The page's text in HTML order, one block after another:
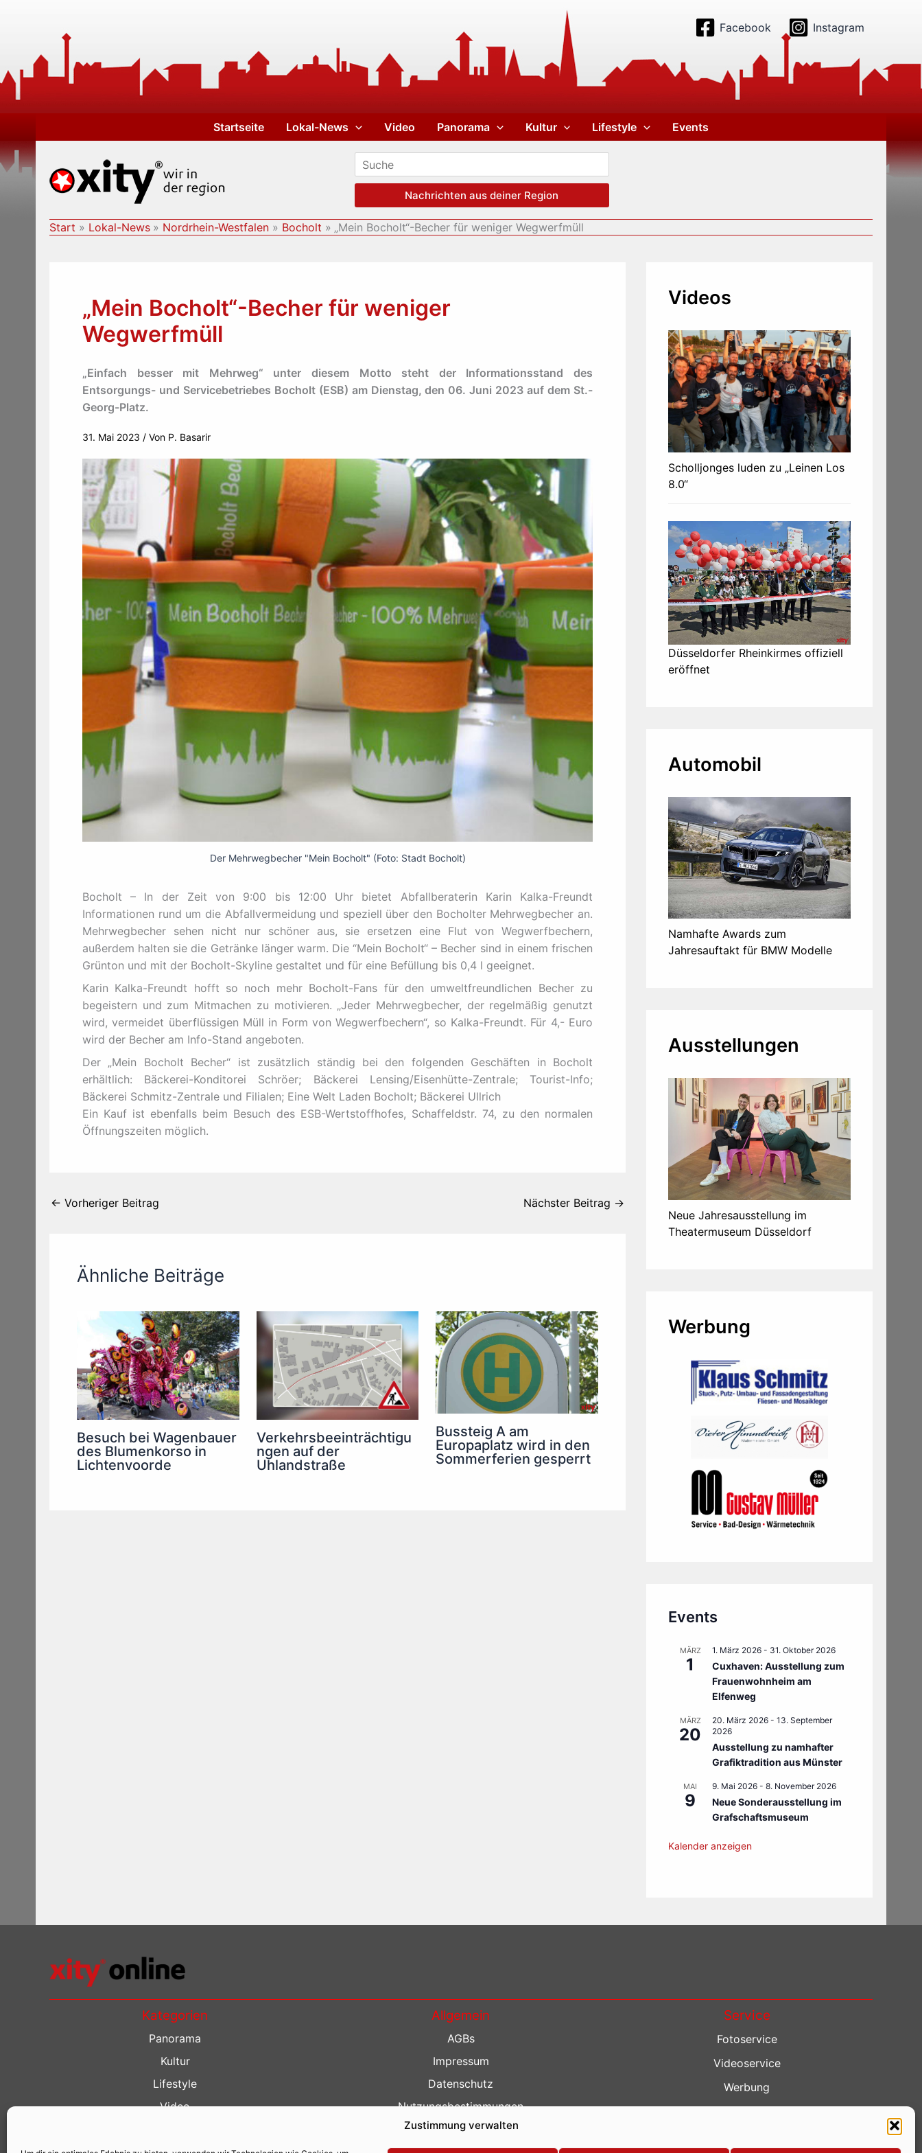
Zustimmung verwalten
Facebook Instagram
Startseite Lokal-News Video Panorama Kultur Lifestyle Events
Nachrichten aus deiner Region
Start Lokal-News Nordrhein-Westfalen Bocholt „Mein Bocholt“-Becher für weniger Wegwerfmüll
„Mein Bocholt“-Becher für weniger
Wegwerfmüll
„Einfach besser mit Mehrweg“ unter diesem Motto steht der Informationsstand des
Entsorgungs- und Servicebetriebes Bocholt (ESB) am Dienstag, den 06. Juni 2023 auf dem St.-
Georg-Platz.
31. Mai 2023 / Von P. Basarir
Der Mehrwegbecher "Mein Bocholt" (Foto: Stadt Bocholt)
Bocholt – In der Zeit von 9:00 bis 12:00 Uhr bietet Abfallberaterin Karin Kalka-Freundt
Informationen rund um die Abfallvermeidung und speziell über den Bocholter Mehrwegbecher an.
Mehrwegbecher sehen nicht nur schöner aus, sie ersetzen eine Flut von Wegwerfbechern,
außerdem halten sie die Getränke länger warm. Die “Mein Bocholt“ – Becher sind in einem frischen
Grünton und mit der Bocholt-Skyline gestaltet und für eine Befüllung bis 0,4 l geeignet.
Karin Kalka-Freundt hofft so noch mehr Bocholt-Fans für den umweltfreundlichen Becher zu
begeistern und zum Mitmachen zu motivieren. „Jeder Mehrwegbecher, der regelmäßig genutzt
wird, vermeidet überflüssigen Müll in Form von Wegwerfbechern“, so Kalka-Freundt. Für 4,- Euro
wird der Becher am Info-Stand angeboten.
Der „Mein Bocholt Becher“ ist zusätzlich ständig bei den folgenden Geschäften in Bocholt
erhältlich: Bäckerei-Konditorei Schröer; Bäckerei Lensing/Eisenhütte-Zentrale; Tourist-Info;
Bäckerei Schmitz-Zentrale und Filialen; Eine Welt Laden Bocholt; Bäckerei Ullrich
Ein Kauf ist ebenfalls beim Besuch des ESB-Wertstoffhofes, Schaffeldstr. 74, zu den normalen
Öffnungszeiten möglich.
← Vorheriger Beitrag Nächster Beitrag →
Ähnliche Beiträge
Besuch bei Wagenbauer
des Blumenkorso in
Lichtenvoorde
Verkehrsbeeinträchtigu
ngen auf der
Uhlandstraße
Bussteig A am
Europaplatz wird in den
Sommerferien gesperrt
Videos
Scholljonges luden zu „Leinen Los
8.0“
Düsseldorfer Rheinkirmes offiziell
eröffnet
Automobil
Namhafte Awards zum
Jahresauftakt für BMW Modelle
Ausstellungen
Neue Jahresausstellung im
Theatermuseum Düsseldorf
Werbung
Events
MÄRZ
1
1. März 2026 - 31. Oktober 2026
Cuxhaven: Ausstellung zum
Frauenwohnheim am
Elfenweg
MÄRZ
20
20. März 2026 - 13. September
2026
Ausstellung zu namhafter
Grafiktradition aus Münster
MAI
9
9. Mai 2026 - 8. November 2026
Neue Sonderausstellung im
Grafschaftsmuseum
Kalender anzeigen
Kategorien
Panorama
Kultur
Lifestyle
Video
Allgemein
AGBs
Impressum
Datenschutz
Nutzungsbestimmungen
Kontakt
Service
Fotoservice
Videoservice
Werbung